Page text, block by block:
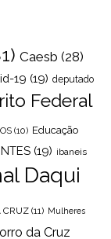
Caesb (28)
19 (19) deputado
Federal
(10) Educação
(19) ibaneis
Daqui
CRUZ (11) Mulheres
da Cruz